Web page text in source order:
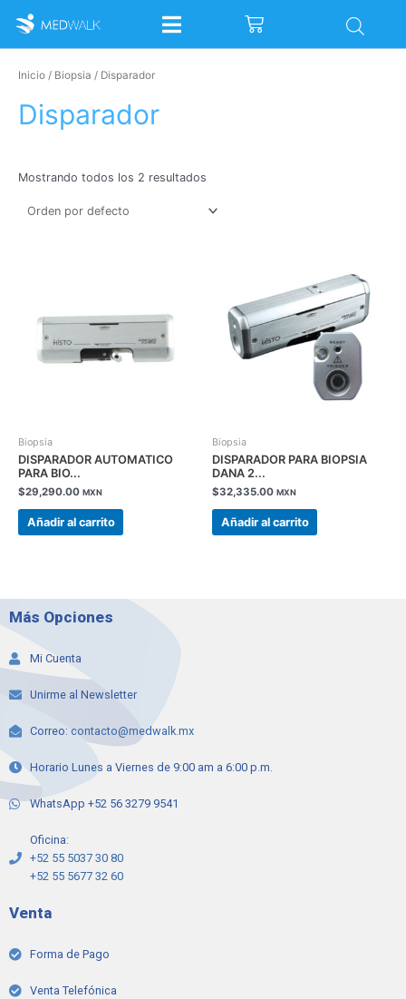
Cart
Inicio / Biopsia / Disparador
Disparador
Mostrando todos los 2 resultados
Biopsia
DISPARADOR AUTOMATICO
PARA BIO...
$29,290.00 MXN
Añadir al carrito
Biopsia
DISPARADOR PARA BIOPSIA
DANA 2...
$32,335.00 MXN
Añadir al carrito
Más Opciones
Mi Cuenta
Unirme al Newsletter
Correo: contacto@medwalk.mx
Horario Lunes a Viernes de 9:00 am a 6:00 p.m.
WhatsApp +52 56 3279 9541
Oficina:
+52 55 5037 30 80
+52 55 5677 32 60
Venta
Forma de Pago
Venta Telefónica